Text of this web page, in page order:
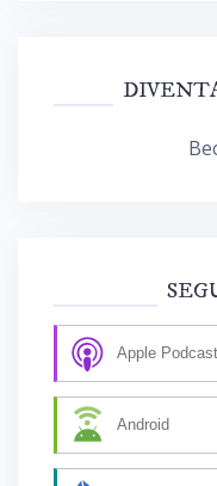
Apple
Android